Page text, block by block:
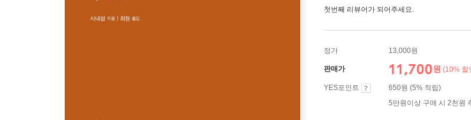
첫번째 리뷰어가 되어주세요.
정가 13,000원
판매가 11,700원 (10% 할
YES포인트
650원 (5% 적립)
5만원이상 구매 시 2천원